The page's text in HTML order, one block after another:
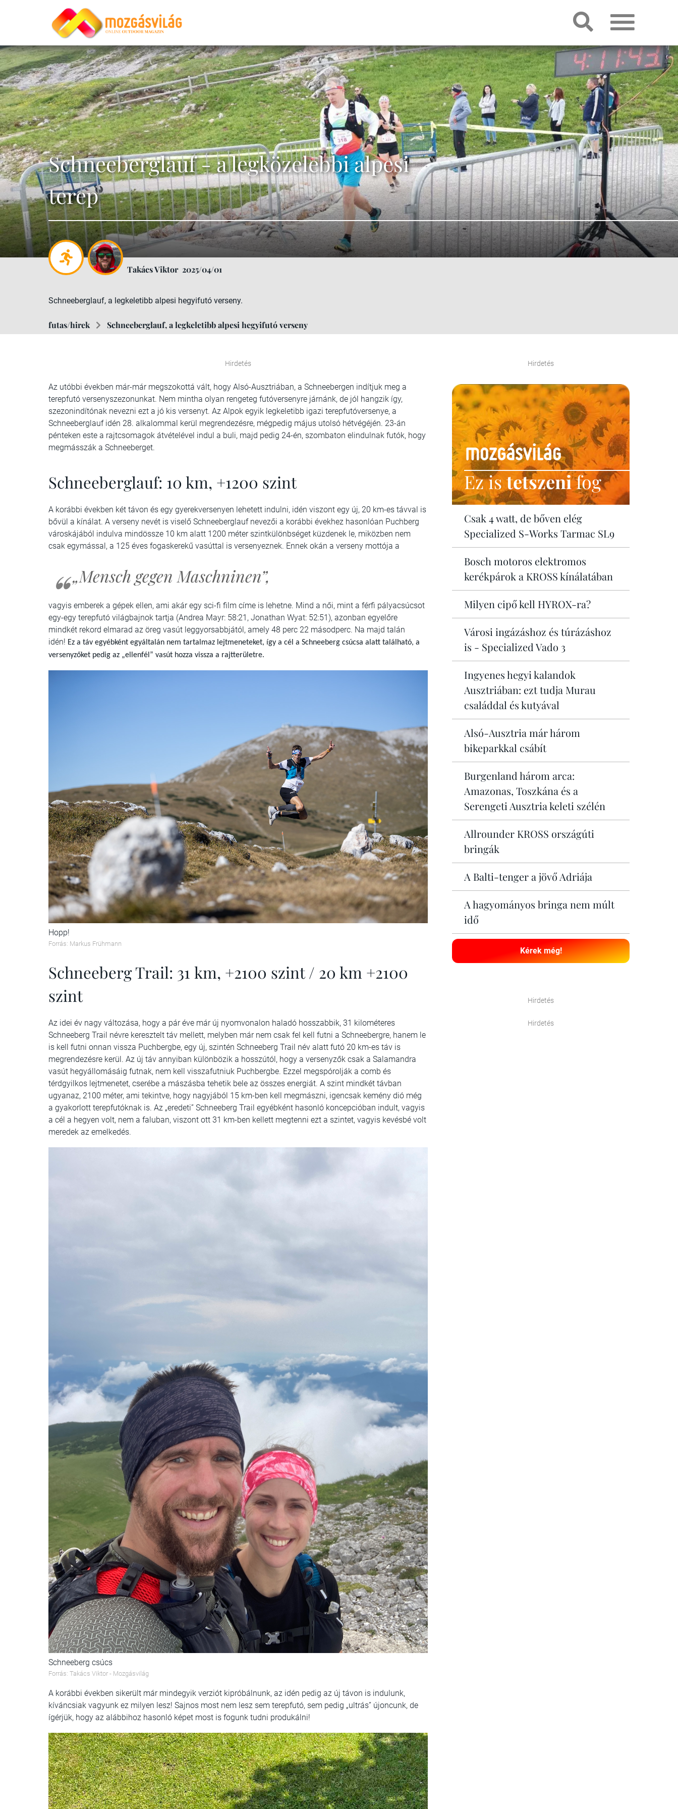
Schneeberglauf - a legközelebbi alpesi
terep
Takács Viktor 2025/04/01
Schneeberglauf, a legkeletibb alpesi hegyifutó verseny.
futas/hirek Schneeberglauf, a legkeletibb alpesi hegyifutó verseny
Hirdetés
Az utóbbi években már-már megszokottá vált, hogy Alsó-Ausztriában, a Schneebergen indítjuk meg a
terepfutó versenyszezonunkat. Nem mintha olyan rengeteg futóversenyre járnánk, de jól hangzik így,
szezonindítónak nevezni ezt a jó kis versenyt. Az Alpok egyik legkeletibb igazi terepfutóversenye, a
Schneeberglauf idén 28. alkalommal kerül megrendezésre, mégpedig május utolsó hétvégéjén. 23-án
pénteken este a rajtcsomagok átvételével indul a buli, majd pedig 24-én, szombaton elindulnak futók, hogy
megmásszák a Schneeberget.
Schneeberglauf: 10 km, +1200 szint
A korábbi években két távon és egy gyerekversenyen lehetett indulni, idén viszont egy új, 20 km-es távval is
bővül a kínálat. A verseny nevét is viselő Schneeberglauf nevezői a korábbi évekhez hasonlóan Puchberg
városkájából indulva mindössze 10 km alatt 1200 méter szintkülönbséget küzdenek le, miközben nem
csak egymással, a 125 éves fogaskerekű vasúttal is versenyeznek. Ennek okán a verseny mottója a
„Mensch gegen Maschninen”,
vagyis emberek a gépek ellen, ami akár egy sci-fi film címe is lehetne. Mind a női, mint a férfi pályacsúcsot
egy-egy terepfutó világbajnok tartja (Andrea Mayr: 58:21, Jonathan Wyat: 52:51), azonban egyelőre
mindkét rekord elmarad az öreg vasút leggyorsabbjától, amely 48 perc 22 másodperc. Na majd talán
idén! Ez a táv egyébként egyáltalán nem tartalmaz lejtmeneteket, így a cél a Schneeberg csúcsa alatt található, a
versenyzőket pedig az „ellenfél” vasút hozza vissza a rajtterületre.
Hopp!
Forrás: Markus Frühmann
Schneeberg Trail: 31 km, +2100 szint / 20 km +2100
szint
Az idei év nagy változása, hogy a pár éve már új nyomvonalon haladó hosszabbik, 31 kilométeres
Schneeberg Trail névre keresztelt táv mellett, melyben már nem csak fel kell futni a Schneebergre, hanem le
is kell futni onnan vissza Puchbergbe, egy új, szintén Schneeberg Trail név alatt futó 20 km-es táv is
megrendezésre kerül. Az új táv annyiban különbözik a hosszútól, hogy a versenyzők csak a Salamandra
vasút hegyállomásáig futnak, nem kell visszafutniuk Puchbergbe. Ezzel megspórolják a comb és
térdgyilkos lejtmenetet, cserébe a mászásba tehetik bele az összes energiát. A szint mindkét távban
ugyanaz, 2100 méter, ami tekintve, hogy nagyjából 15 km-ben kell megmászni, igencsak kemény dió még
a gyakorlott terepfutóknak is. Az „eredeti” Schneeberg Trail egyébként hasonló koncepcióban indult, vagyis
a cél a hegyen volt, nem a faluban, viszont ott 31 km-ben kellett megtenni ezt a szintet, vagyis kevésbé volt
meredek az emelkedés.
Schneeberg csúcs
Forrás: Takács Viktor - Mozgásvilág
A korábbi években sikerült már mindegyik verziót kipróbálnunk, az idén pedig az új távon is indulunk,
kíváncsiak vagyunk ez milyen lesz! Sajnos most nem lesz sem terepfutó, sem pedig „ultrás” újoncunk, de
ígérjük, hogy az alábbihoz hasonló képet most is fogunk tudni produkálni!
Hirdetés
Ez istetszenifog
Csak 4 watt, de bőven elég
Specialized S-Works Tarmac SL9
Bosch motoros elektromos
kerékpárok a KROSS kínálatában
Milyen cipő kell HYROX-ra?
Városi ingázáshoz és túrázáshoz
is - Specialized Vado 3
Ingyenes hegyi kalandok
Ausztriában: ezt tudja Murau
családdal és kutyával
Alsó-Ausztria már három
bikeparkkal csábít
Burgenland három arca:
Amazonas, Toszkána és a
Serengeti Ausztria keleti szélén
Allrounder KROSS országúti
bringák
A Balti-tenger a jövő Adriája
A hagyományos bringa nem múlt
idő
Kérek még!
Hirdetés
Hirdetés